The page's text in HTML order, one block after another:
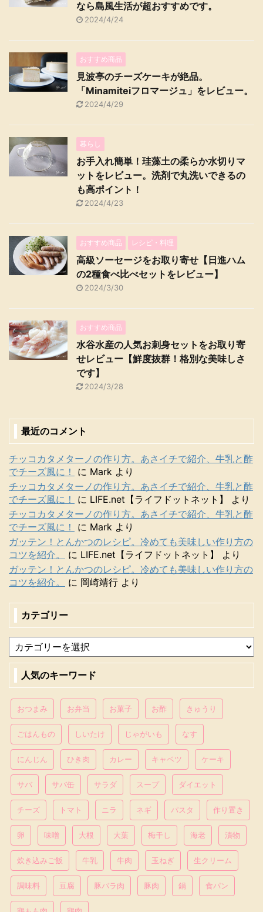
なら島風生活が超おすすめです。
2024/4/24
おすすめ商品
見波亭のチーズケーキが絶品。
「Minamiteiフロマージュ」をレビュー。
2024/4/29
暮らし
お手入れ簡単！珪藻土の柔らか水切りマ
ットをレビュー。洗剤で丸洗いできるの
も高ポイント！
2024/4/23
おすすめ商品 レシピ・料理
高級ソーセージをお取り寄せ【日進ハム
の2種食べ比べセットをレビュー】
2024/3/30
おすすめ商品
水谷水産の人気お刺身セットをお取り寄
せレビュー【鮮度抜群！格別な美味しさ
です】
2024/3/28
最近のコメント
チッコカタメターノの作り方。あさイチで紹介、牛乳と酢
でチーズ風に！
に Mark より
チッコカタメターノの作り方。あさイチで紹介、牛乳と酢
でチーズ風に！
に LIFE.net【ライフドットネット】
より
チッコカタメターノの作り方。あさイチで紹介、牛乳と酢
でチーズ風に！
に Mark より
ガッテン！とんかつのレシピ。冷めても美味しい作り方の
コツを紹介。
に LIFE.net【ライフドットネット】
より
ガッテン！とんかつのレシピ。冷めても美味しい作り方の
コツを紹介。
に 岡崎靖行 より
カテゴリー
人気のキーワード
おつまみ お弁当 お菓子 お酢 きゅうり
ごはんもの しいたけ じゃがいも なす
にんじん ひき肉 カレー キャベツ ケーキ
サバ サバ缶 サラダ スープ ダイエット
チーズ トマト ニラ ネギ パスタ 作り置き
卵 味噌 大根 大葉 梅干し 海老 漬物
炊き込みご飯 牛乳 牛肉 玉ねぎ 生クリーム
調味料 豆腐 豚バラ肉 豚肉 鍋 食パン